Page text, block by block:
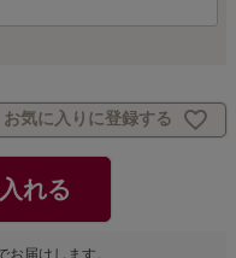
お気に入りに登録する
れる